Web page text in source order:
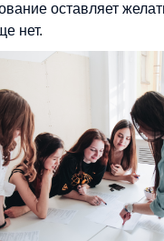
оставляет
нет.